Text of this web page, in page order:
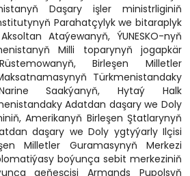
Daşary işler ministrliginiň
Parahatçylyk we bitaraplyk
Ataýewanyň, ÝUNESKO-nyň
Milli toparynyň jogapkär
Birleşen Milletler
Türkmenistandaky
Saakýanyň, Hytaý Halk
Adatdan daşary we Doly
Amerikanyň Birleşen Ştatlarynyň
daşary we Doly ygtyýarly Ilçisi
Milletler Guramasynyň Merkezi
boýunça sebit merkeziniň
geňeşçisi Armands Pupolsyň